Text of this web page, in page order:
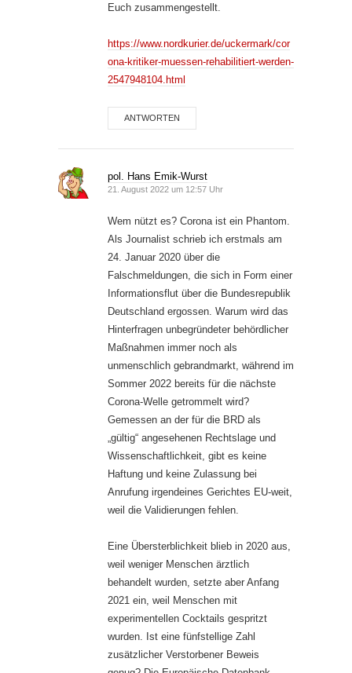
Euch zusammengestellt.
https://www.nordkurier.de/uckermark/cor
ona-kritiker-muessen-rehabilitiert-werden-
2547948104.html
ANTWORTEN
pol. Hans Emik-Wurst
21. August 2022 um 12:57 Uhr
Wem nützt es? Corona ist ein Phantom.
Als Journalist schrieb ich erstmals am
24. Januar 2020 über die
Falschmeldungen, die sich in Form einer
Informationsflut über die Bundesrepublik
Deutschland ergossen. Warum wird das
Hinterfragen unbegründeter behördlicher
Maßnahmen immer noch als
unmenschlich gebrandmarkt, während im
Sommer 2022 bereits für die nächste
Corona-Welle getrommelt wird?
Gemessen an der für die BRD als
„gültig“ angesehenen Rechtslage und
Wissenschaftlichkeit, gibt es keine
Haftung und keine Zulassung bei
Anrufung irgendeines Gerichtes EU-weit,
weil die Validierungen fehlen.
Eine Übersterblichkeit blieb in 2020 aus,
weil weniger Menschen ärztlich
behandelt wurden, setzte aber Anfang
2021 ein, weil Menschen mit
experimentellen Cocktails gespritzt
wurden. Ist eine fünfstellige Zahl
zusätzlicher Verstorbener Beweis